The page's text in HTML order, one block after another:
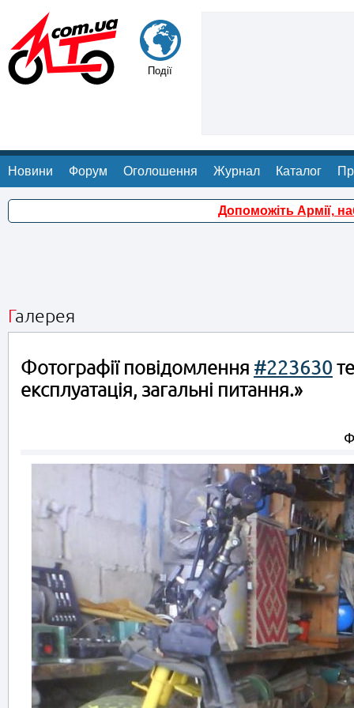
Події
Новини Форум Оголошення Журнал Каталог
Допоможіть Армії,
Галерея
Фотографії повідомлення #223630
експлуатація, загальні питання.»